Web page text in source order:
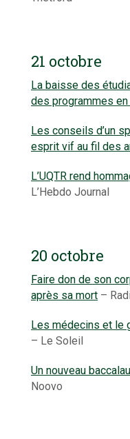
21 octobre
La baisse des
des programmes
Les conseils d’un
esprit vif au fil des
L’UQTR rend
L’Hebdo Journal
20 octobre
Faire don de son
après sa mort –
Les médecins et le
– Le Soleil
Un nouveau
Noovo